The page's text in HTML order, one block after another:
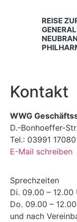
REISE
Kontakt
WWG
D.-Bonhoeffer-
Tel.: 03991 17080
E-Mail schreiben
Sprechzeiten
Di. 09.00 – 12.00
Do. 09.00 –
und nach